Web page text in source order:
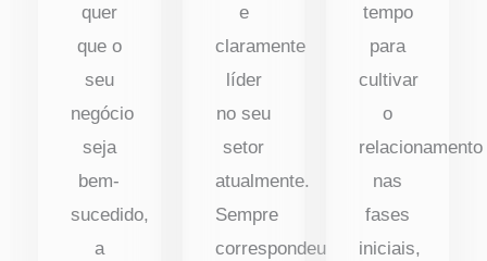
quer
que o
seu
negócio
seja
bem-
sucedido,
a
e
claramente
líder
no seu
setor
atualmente.
Sempre
correspondeu
tempo
para
cultivar
o
relacionamento
nas
fases
iniciais,